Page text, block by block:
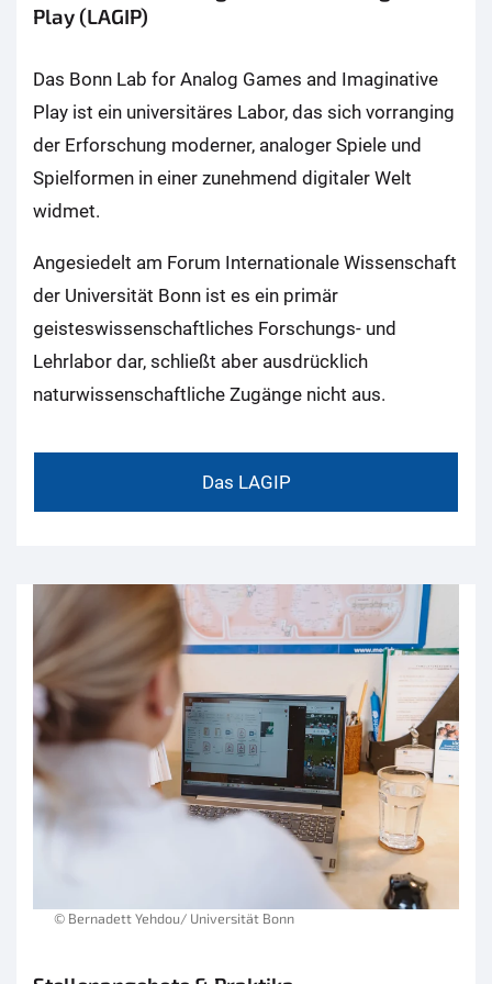
Play (LAGIP)
Das Bonn Lab for Analog Games and Imaginative
Play ist ein universitäres Labor, das sich vorranging
der Erforschung moderner, analoger Spiele und
Spielformen in einer zunehmend digitaler Welt
widmet.
Angesiedelt am Forum Internationale Wissenschaft
der Universität Bonn ist es ein primär
geisteswissenschaftliches Forschungs- und
Lehrlabor dar, schließt aber ausdrücklich
naturwissenschaftliche Zugänge nicht aus.
Das LAGIP
© Bernadett Yehdou/ Universität Bonn